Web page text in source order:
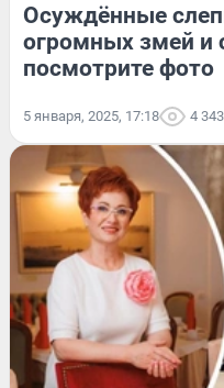
Осуждённые
огромных змей и
посмотрите фото
5 января, 2025, 17:18 4 343